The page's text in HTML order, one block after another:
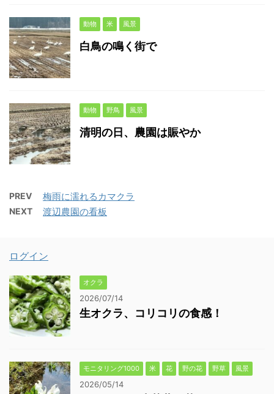
動物 米 風景
白鳥の鳴く街で
動物 野鳥 風景
清明の日、農園は賑やか
PREV 梅雨に濡れるカマクラ
NEXT 渡辺農園の看板
ログイン
オクラ
2026/07/14
生オクラ、コリコリの食感！
モニタリング1000 米 花 野の花 野草 風景
2026/05/14